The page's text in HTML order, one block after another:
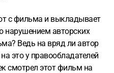
с фильма и выкладывает
нарушением авторских
Ведь на вряд ли автор
это у правообладателей
смотрел этот фильм на